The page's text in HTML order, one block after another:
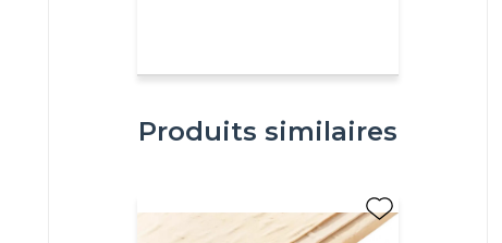
Produits similaires